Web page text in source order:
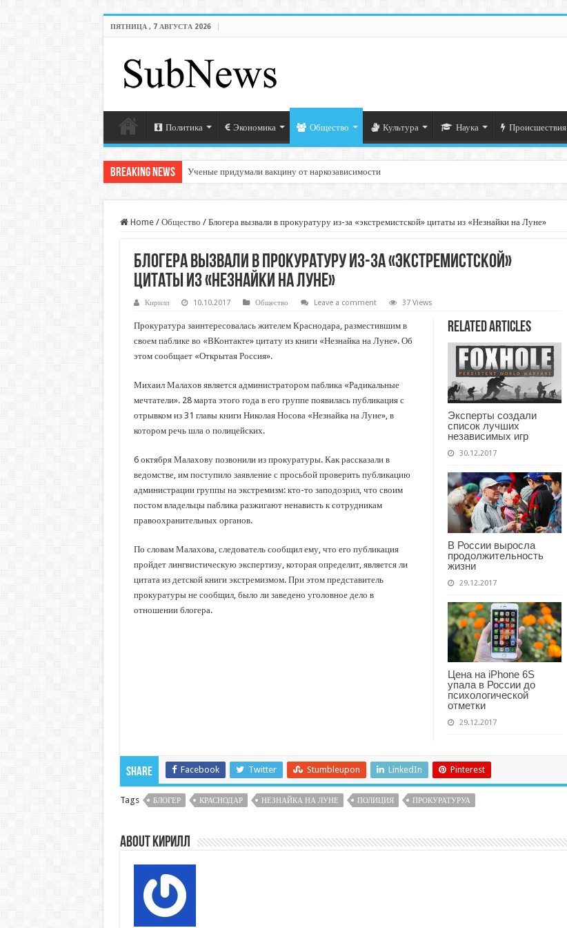
ПЯТНИЦА , 7 АВГУСТА 2026
Политика Экономика Общество Культура Наука Происшествия
Breaking News Ученые придумали вакцину от наркозависимости
Home / Общество / Блогера вызвали в прокуратуру из-за «экстремистской» цитаты из «Незнайки на Луне»
Блогера вызвали в прокуратуру из-за «экстремистской»
цитаты из «Незнайки на Луне»
Кирилл 10.10.2017 Общество Leave a comment 37 Views
Related Articles
Эксперты создали
список лучших
независимых игр
30.12.2017
В России выросла
продолжительность
жизни
29.12.2017
Цена на iPhone 6S
упала в России до
психологической
отметки
29.12.2017
Прокуратура заинтересовалась жителем Краснодара, разместившим в
своем паблике во «ВКонтакте» цитату из книги «Незнайка на Луне». Об
этом сообщает «Открытая Россия».
Михаил Малахов является администратором паблика «Радикальные
мечтатели». 28 марта этого года в его группе появилась публикация с
отрывком из 31 главы книги Николая Носова «Незнайка на Луне», в
котором речь шла о полицейских.
6 октября Малахову позвонили из прокуратуры. Как рассказали в
ведомстве, им поступило заявление с просьбой проверить публикацию
администрации группы на экстремизм: кто-то заподозрил, что своим
постом владельцы паблика разжигают ненависть к сотрудникам
правоохранительных органов.
По словам Малахова, следователь сообщил ему, что его публикация
пройдет лингвистическую экспертизу, которая определит, является ли
цитата из детской книги экстремизмом. При этом представитель
прокуратуры не сообщил, было ли заведено уголовное дело в
отношении блогера.
Share Facebook Twitter Stumbleupon LinkedIn Pinterest
Tags БЛОГЕР КРАСНОДАР НЕЗНАЙКА НА ЛУНЕ ПОЛИЦИЯ ПРОКУРАТУРУА
About Кирилл